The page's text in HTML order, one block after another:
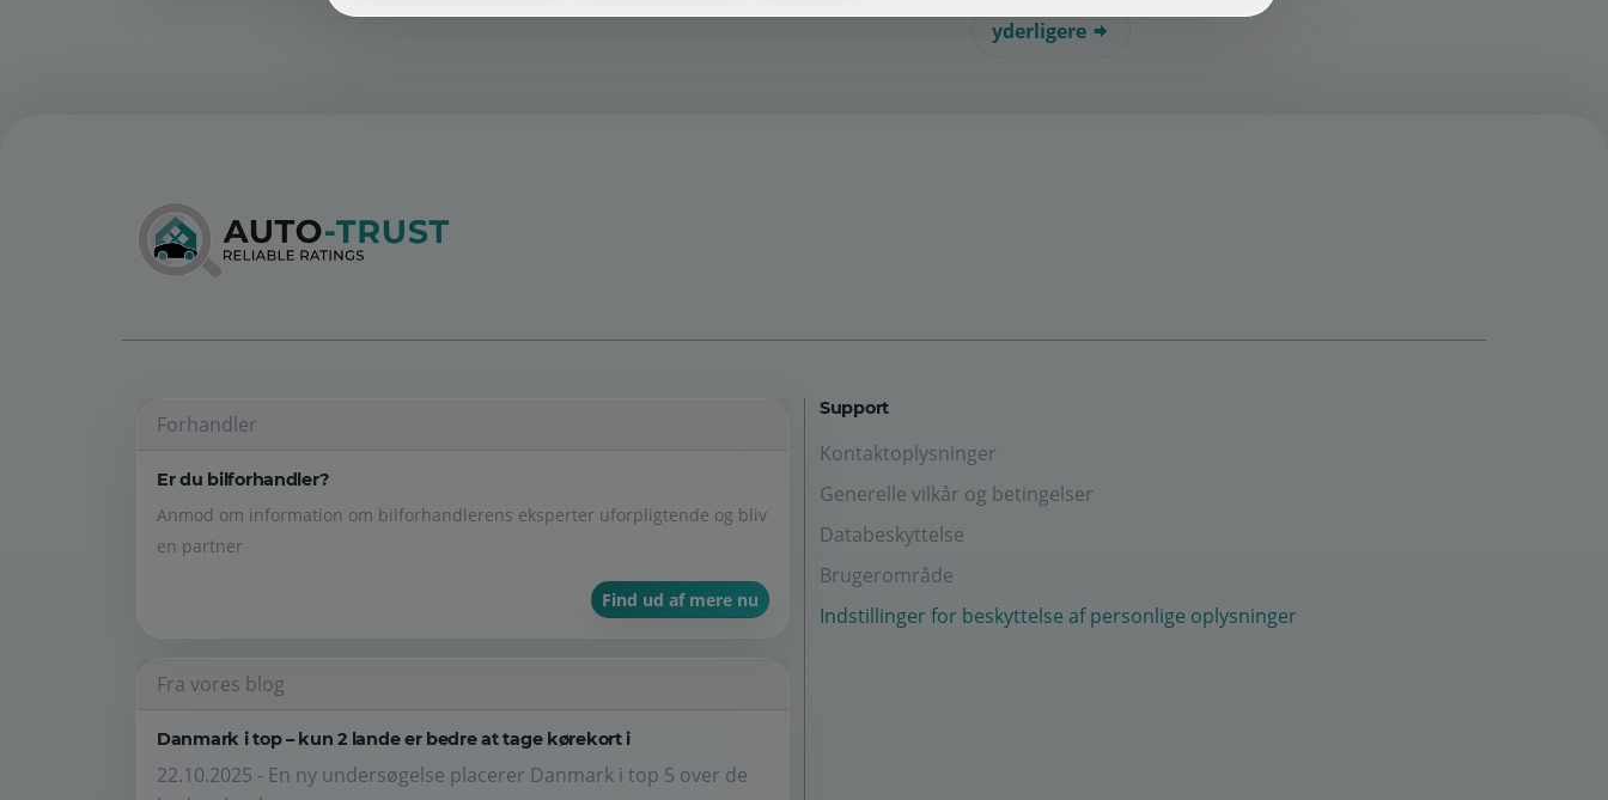
yderligere
Forhandler
Er du bilforhandler?
Anmod om information om bilforhandlerens eksperter uforpligtende og bliv
en partner
Find ud af mere nu
Fra vores blog
Danmark i top – kun 2 lande er bedre at tage kørekort i
22.10.2025 - En ny undersøgelse placerer Danmark i top 5 over de
Support
Kontaktoplysninger
Generelle vilkår og betingelser
Databeskyttelse
Brugerområde
Indstillinger for beskyttelse af personlige oplysninger